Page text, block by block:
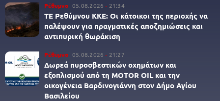
Ρέθυμνο 05.08.2026 21:34
ΤΕ Ρεθύμνου ΚΚΕ: Οι κάτοικοι της περιοχής να
παλέψουν για πραγματικές αποζημιώσεις και
αντιπυρική θωράκιση
Ρέθυμνο 05.08.2026 21:27
Δωρεά πυροσβεστικών οχημάτων και
εξοπλισμού από τη MOTOR OIL και την
οικογένεια Βαρδινογιάννη στον Δήμο Αγίου
Βασιλείου